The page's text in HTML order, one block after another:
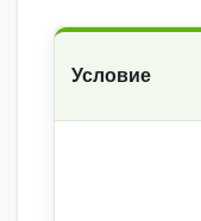
Условие